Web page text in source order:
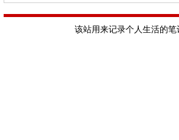
该站用来记录个人生活的